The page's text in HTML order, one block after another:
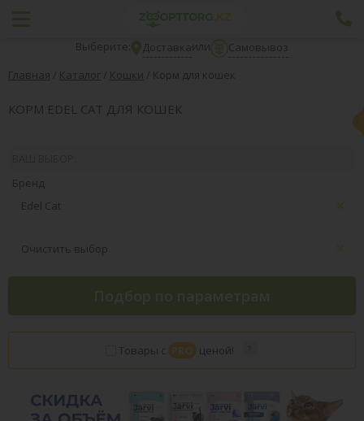
Выберите: Доставкаили
Самовывоз
Главная / Каталог / Кошки / Корм для кошек
КОРМ EDEL CAT ДЛЯ КОШЕК
Бренд
Edel Cat
Очистить выбор
Подбор по параметрам
Товары с PRO ценой!